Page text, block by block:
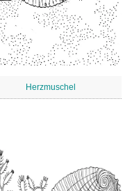
Herzmuschel